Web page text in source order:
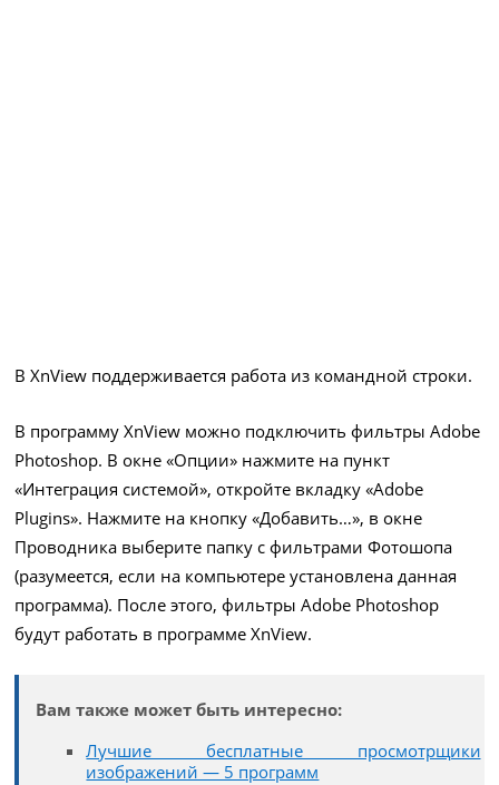
В XnView поддерживается работа из командной строки.
В программу XnView можно подключить фильтры Adobe
Photoshop. В окне «Опции» нажмите на пункт
«Интеграция системой», откройте вкладку «Adobe
Plugins». Нажмите на кнопку «Добавить…», в окне
Проводника выберите папку с фильтрами Фотошопа
(разумеется, если на компьютере установлена данная
программа). После этого, фильтры Adobe Photoshop
будут работать в программе XnView.
Вам также может быть интересно:
Лучшие бесплатные просмотрщики
изображений — 5 программ